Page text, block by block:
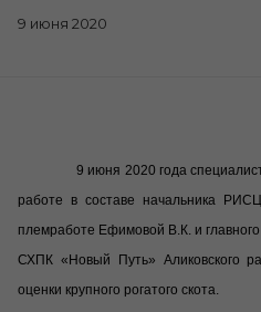
9 июня 2020
9 июня 2020 года
работе в составе начальника
племработе Ефимовой В.К. и
СХПК «Новый Путь» Аликовского
оценки крупного рогатого скота.